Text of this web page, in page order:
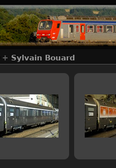
+ Sylvain Bouard